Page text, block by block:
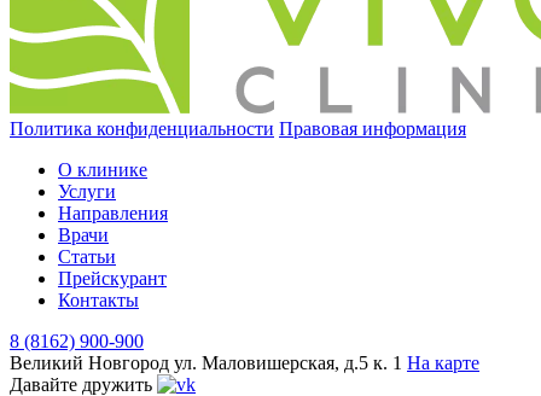
Политика конфиденциальности Правовая информация
О клинике
Услуги
Направления
Врачи
Статьи
Прейскурант
Контакты
8 (8162) 900-900
Великий Новгород ул. Маловишерская, д.5 к. 1 На карте
Давайте дружить